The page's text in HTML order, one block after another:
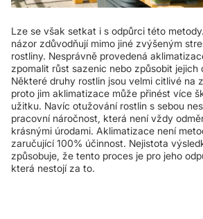
Lze se však setkat i s odpůrci této
názor zdůvodňují mimo jiné zvýšeným
rostliny. Nesprávně provedená
zpomalit růst sazenic nebo způsobit jejich
Některé druhy rostlin jsou velmi citlivé na
proto jim aklimatizace může přinést více
užitku. Navíc otužování rostlin s sebou
pracovní náročnost, která není vždy
krásnými úrodami. Aklimatizace není
zaručující 100% účinnost. Nejistota
způsobuje, že tento proces je pro jeho
která nestojí za to.